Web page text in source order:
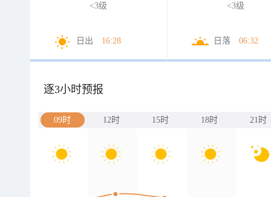
<3级
日出 16:28
<3级
日落 06:32
逐3小时预报
09时 12时 15时 18时 21时